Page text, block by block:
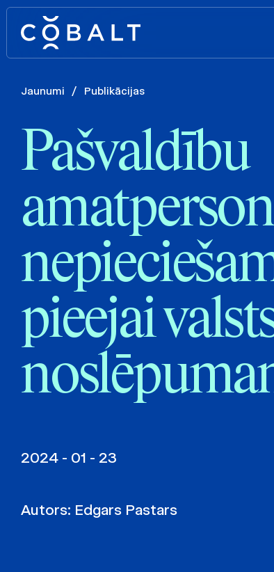
Jaunumi / Publikācijas
Pašvaldību
pieejai
2024 - 01 - 23
Autors: Edgars Pastars